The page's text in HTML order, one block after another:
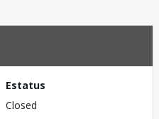
Estatus
Closed